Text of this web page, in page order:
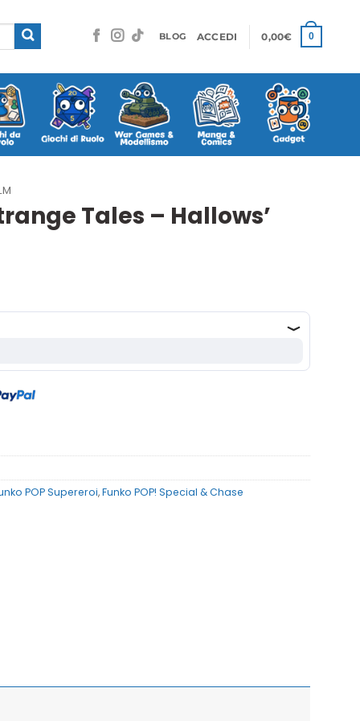
BLOG ACCEDI 0,00€ 0
Tales – Hallows’
POP Supereroi,Funko POP! Special & Chase